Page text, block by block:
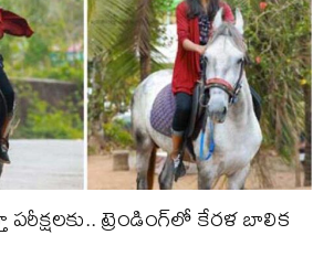
పరీక్షలకు.. ట్రెండింగ్​లో కేరళ బాలిక